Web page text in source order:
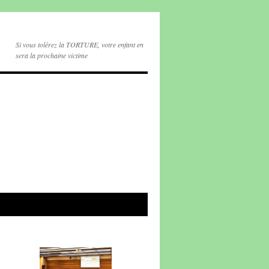
Si vous tolérez la TORTURE, votre enfant en
sera la prochaine victime